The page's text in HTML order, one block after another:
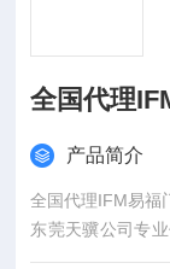
全国代理
产品简介
全国代理IFM易福
东莞天骥公司专
坚持“质量D一，